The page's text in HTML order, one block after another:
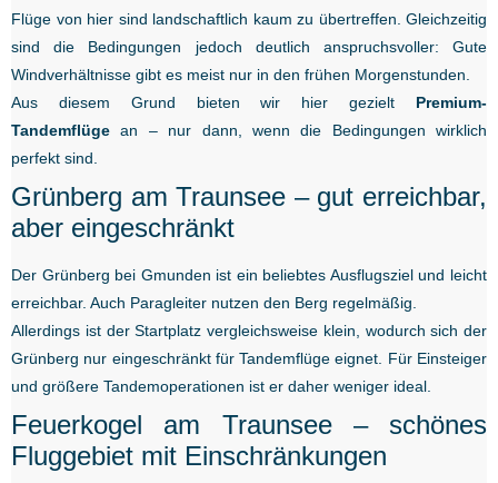
Flüge von hier sind landschaftlich kaum zu übertreffen. Gleichzeitig
sind die Bedingungen jedoch deutlich anspruchsvoller: Gute
Windverhältnisse gibt es meist nur in den frühen Morgenstunden.
Aus diesem Grund bieten wir hier gezielt Premium-
Tandemflüge an – nur dann, wenn die Bedingungen wirklich
perfekt sind.
Grünberg am Traunsee – gut erreichbar,
aber eingeschränkt
Der Grünberg bei Gmunden ist ein beliebtes Ausflugsziel und leicht
erreichbar. Auch Paragleiter nutzen den Berg regelmäßig.
Allerdings ist der Startplatz vergleichsweise klein, wodurch sich der
Grünberg nur eingeschränkt für Tandemflüge eignet. Für Einsteiger
und größere Tandemoperationen ist er daher weniger ideal.
Feuerkogel am Traunsee – schönes
Fluggebiet mit Einschränkungen